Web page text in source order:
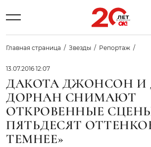
Главная страница Звезды Репортаж
13.07.2016 12:07
ДАКОТА ДЖОНСОН
ДОРНАН СНИМАЮТ
ОТКРОВЕННЫЕ
ПЯТЬДЕСЯТ
ТЕМНЕЕ»